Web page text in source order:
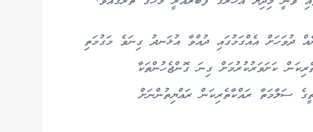
ދުވަހަށް އެއްގަމުގައި ދުއްވާ އުޅަނދު ގިނަވެ މަގުމަތި
ކަށަވަރުކުރުމަށް ގިނަ ގޮންޖެހުންތަކާ
ސަލާމަތާ ރައްކާތެރިކަން ރައްޔިތުންނަށް